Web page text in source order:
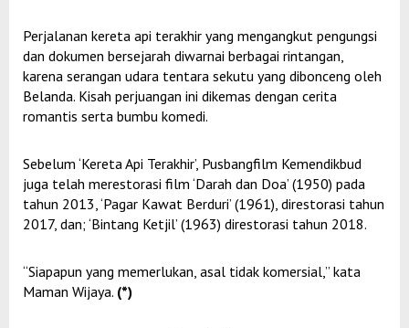
Perjalanan kereta api terakhir yang mengangkut pengungsi
dan dokumen bersejarah diwarnai berbagai rintangan,
karena serangan udara tentara sekutu yang dibonceng oleh
Belanda. Kisah perjuangan ini dikemas dengan cerita
romantis serta bumbu komedi.
Sebelum ‘Kereta Api Terakhir’, Pusbangfilm Kemendikbud
juga telah merestorasi film ‘Darah dan Doa’ (1950) pada
tahun 2013, ‘Pagar Kawat Berduri’ (1961), direstorasi tahun
2017, dan; ‘Bintang Ketjil’ (1963) direstorasi tahun 2018.
“Siapapun yang memerlukan, asal tidak komersial,” kata
Maman Wijaya. (*)